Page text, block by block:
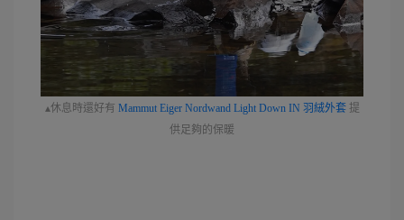
▴休息時還好有 Mammut Eiger Nordwand Light Down IN 羽絨外套提
供足夠的保暖